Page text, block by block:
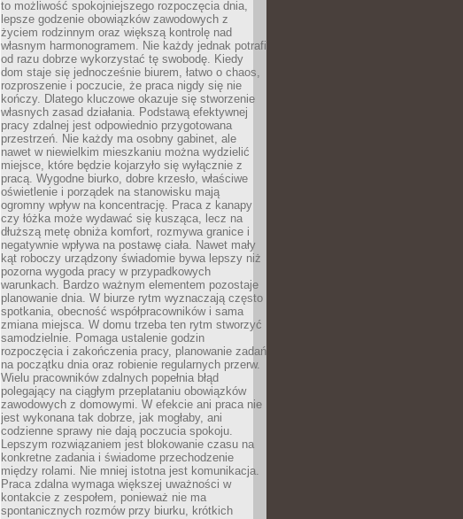
to możliwość spokojniejszego rozpoczęcia dnia,
lepsze godzenie obowiązków zawodowych z
życiem rodzinnym oraz większą kontrolę nad
własnym harmonogramem. Nie każdy jednak potrafi
od razu dobrze wykorzystać tę swobodę. Kiedy
dom staje się jednocześnie biurem, łatwo o chaos,
rozproszenie i poczucie, że praca nigdy się nie
kończy. Dlatego kluczowe okazuje się stworzenie
własnych zasad działania. Podstawą efektywnej
pracy zdalnej jest odpowiednio przygotowana
przestrzeń. Nie każdy ma osobny gabinet, ale
nawet w niewielkim mieszkaniu można wydzielić
miejsce, które będzie kojarzyło się wyłącznie z
pracą. Wygodne biurko, dobre krzesło, właściwe
oświetlenie i porządek na stanowisku mają
ogromny wpływ na koncentrację. Praca z kanapy
czy łóżka może wydawać się kusząca, lecz na
dłuższą metę obniża komfort, rozmywa granice i
negatywnie wpływa na postawę ciała. Nawet mały
kąt roboczy urządzony świadomie bywa lepszy niż
pozorna wygoda pracy w przypadkowych
warunkach. Bardzo ważnym elementem pozostaje
planowanie dnia. W biurze rytm wyznaczają często
spotkania, obecność współpracowników i sama
zmiana miejsca. W domu trzeba ten rytm stworzyć
samodzielnie. Pomaga ustalenie godzin
rozpoczęcia i zakończenia pracy, planowanie zadań
na początku dnia oraz robienie regularnych przerw.
Wielu pracowników zdalnych popełnia błąd
polegający na ciągłym przeplataniu obowiązków
zawodowych z domowymi. W efekcie ani praca nie
jest wykonana tak dobrze, jak mogłaby, ani
codzienne sprawy nie dają poczucia spokoju.
Lepszym rozwiązaniem jest blokowanie czasu na
konkretne zadania i świadome przechodzenie
między rolami. Nie mniej istotna jest komunikacja.
Praca zdalna wymaga większej uważności w
kontakcie z zespołem, ponieważ nie ma
spontanicznych rozmów przy biurku, krótkich